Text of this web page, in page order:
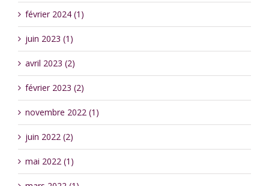
février 2024 (1)
juin 2023 (1)
avril 2023 (2)
février 2023 (2)
novembre 2022 (1)
juin 2022 (2)
mai 2022 (1)